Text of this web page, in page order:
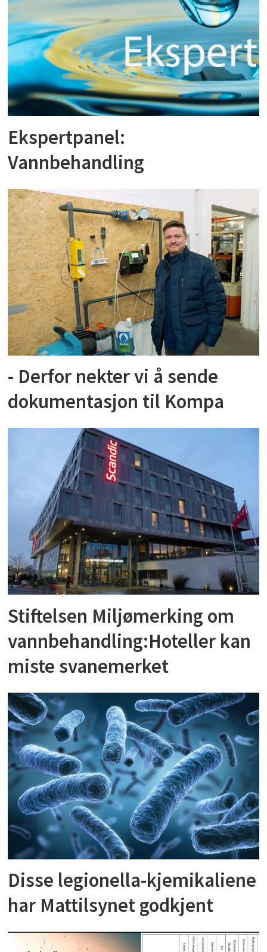
Ekspertpanel:
Vannbehandling
- Derfor nekter vi å sende
dokumentasjon til Kompa
Stiftelsen Miljømerking om
vannbehandling:Hoteller kan
miste svanemerket
Disse legionella-kjemikaliene
har Mattilsynet godkjent